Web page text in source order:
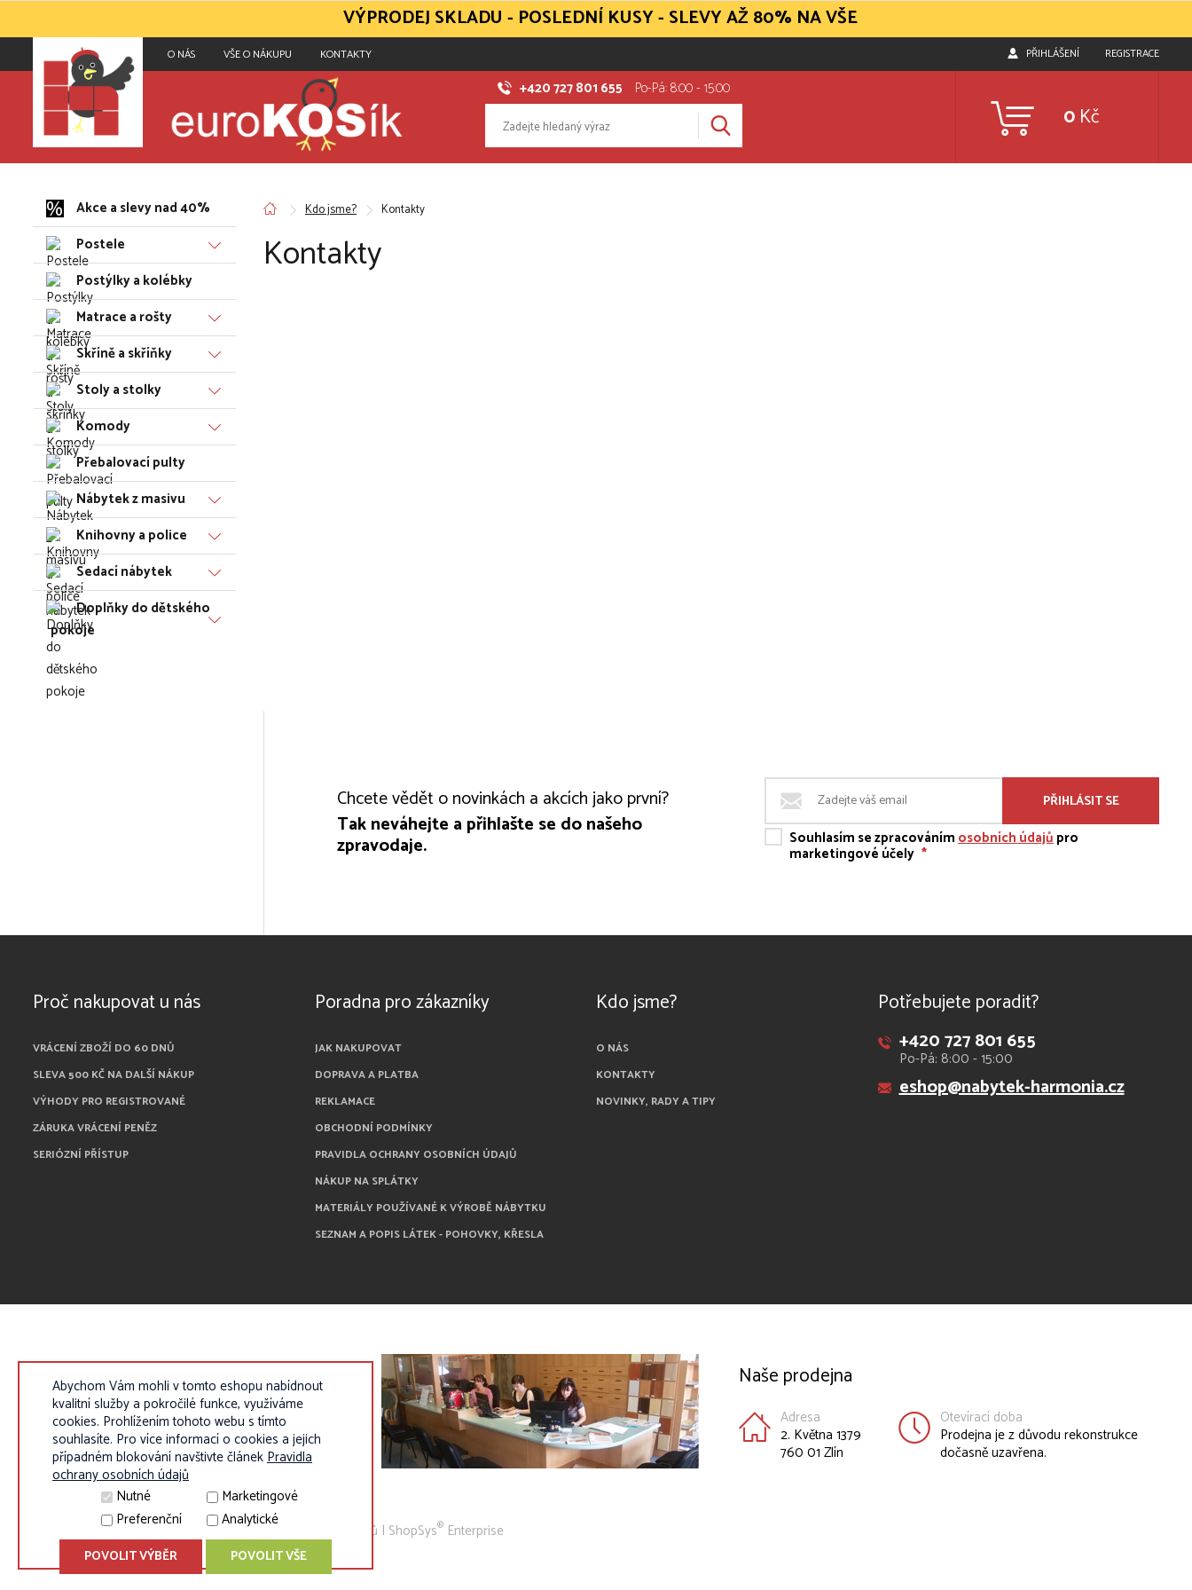
O NÁS VŠE O NÁKUPU KONTAKTY PŘIHLÁŠENÍ REGISTRACE
+420 727 801 655 Po-Pá: 8:00 - 15:00
0 Kč
Akce a slevy nad 40%
Postele
Postýlky a kolébky
Matrace a rošty
Skříně a skříňky
Stoly a stolky
Komody
Přebalovací pulty
Nábytek z masivu
Knihovny a police
Sedací nábytek
Doplňky do dětského
pokoje
Kdo jsme? Kontakty
Kontakty
Chcete vědět o novinkách a akcích jako první?
Tak neváhejte a přihlašte se do našeho
zpravodaje.
PŘIHLÁSIT SE
Souhlasím se zpracovánímosobních údajůpro
marketingové účely *
Proč nakupovat u nás
VRÁCENÍ ZBOŽÍ DO 60 DNŮ
SLEVA 500 KČ NA DALŠÍ NÁKUP
VÝHODY PRO REGISTROVANÉ
ZÁRUKA VRÁCENÍ PENĚZ
SERIÓZNÍ PŘÍSTUP
Poradna pro zákazníky
JAK NAKUPOVAT
DOPRAVA A PLATBA
REKLAMACE
OBCHODNÍ PODMÍNKY
PRAVIDLA OCHRANY OSOBNÍCH ÚDAJŮ
NÁKUP NA SPLÁTKY
MATERIÁLY POUŽÍVANÉ K VÝROBĚ NÁBYTKU
SEZNAM A POPIS LÁTEK - POHOVKY, KŘESLA
Kdo jsme?
O NÁS
KONTAKTY
NOVINKY, RADY A TIPY
Potřebujete poradit?
+420 727 801 655
Po-Pá: 8:00 - 15:00
eshop@nabytek-harmonia.cz
Naše prodejna
Adresa
2. Května 1379
760 01 Zlín
Otevírací doba
Prodejna je z důvodu rekonstrukce
dočasně uzavřena.
© 2010 - 2026 Eurokosik.cz - vybavení do dětských pokojíků | ShopSys® Enterprise
VÝPRODEJ SKLADU - POSLEDNÍ KUSY - SLEVY AŽ 80% NA VŠE
Abychom Vám mohli v tomto eshopu nabídnout
kvalitní služby a pokročilé funkce, využíváme
cookies. Prohlížením tohoto webu s tímto
souhlasíte. Pro více informací o cookies a jejich
případném blokování navštivte článekPravidla
ochrany osobních údajů
Nutné
Marketingové
Preferenční
Analytické
POVOLIT VÝBĚR POVOLIT VŠE